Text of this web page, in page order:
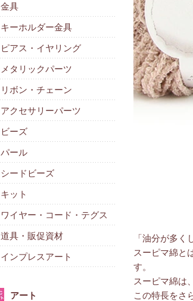
「油分が多く
スーピマ綿と
す。
スーピマ綿は
この特長をさ
金具
キーホルダー金具
ピアス・イヤリング
メタリックパーツ
リボン・チェーン
アクセサリーパーツ
ビーズ
パール
シードビーズ
キット
ワイヤー・コード・テグス
道具・販促資材
インプレスアート
アート